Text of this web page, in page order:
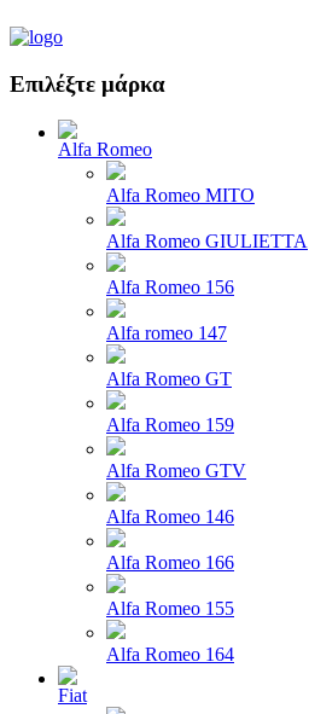
Επιλέξτε μάρκα
Alfa Romeo
Alfa Romeo MITO
Alfa Romeo GIULIETTA
Alfa Romeo 156
Alfa romeo 147
Alfa Romeo GT
Alfa Romeo 159
Alfa Romeo GTV
Alfa Romeo 146
Alfa Romeo 166
Alfa Romeo 155
Alfa Romeo 164
Fiat